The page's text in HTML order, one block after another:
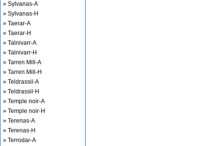
» Sylvanas-A
» Sylvanas-H
» Taerar-A
» Taerar-H
» Talnivarr-A
» Talnivarr-H
» Tarren Mill-A
» Tarren Mill-H
» Teldrassil-A
» Teldrassil-H
» Temple noir-A
» Temple noir-H
» Terenas-A
» Terenas-H
» Terrodar-A